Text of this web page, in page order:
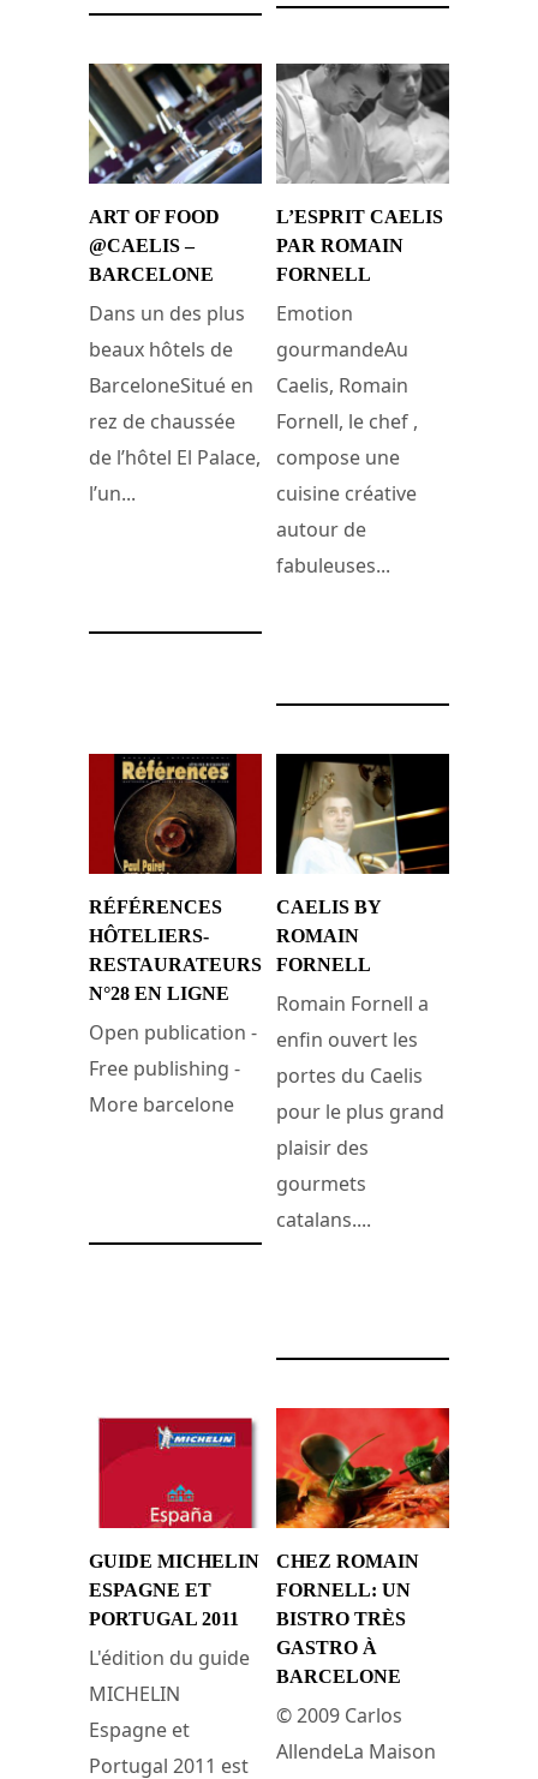
ART OF FOOD
@CAELIS –
BARCELONE
Dans un des plus
beaux hôtels de
BarceloneSitué en
rez de chaussée
de l’hôtel El Palace,
l’un...
L’ESPRIT CAELIS
PAR ROMAIN
FORNELL
Emotion
gourmandeAu
Caelis, Romain
Fornell, le chef ,
compose une
cuisine créative
autour de
fabuleuses...
RÉFÉRENCES
HÔTELIERS-
RESTAURATEURS
N°28 EN LIGNE
Open publication -
Free publishing -
More barcelone
CAELIS BY
ROMAIN
FORNELL
Romain Fornell a
enfin ouvert les
portes du Caelis
pour le plus grand
plaisir des
gourmets
catalans....
GUIDE MICHELIN
ESPAGNE ET
PORTUGAL 2011
L'édition du guide
MICHELIN
Espagne et
Portugal 2011 est
CHEZ ROMAIN
FORNELL: UN
BISTRO TRÈS
GASTRO À
BARCELONE
© 2009 Carlos
AllendeLa Maison